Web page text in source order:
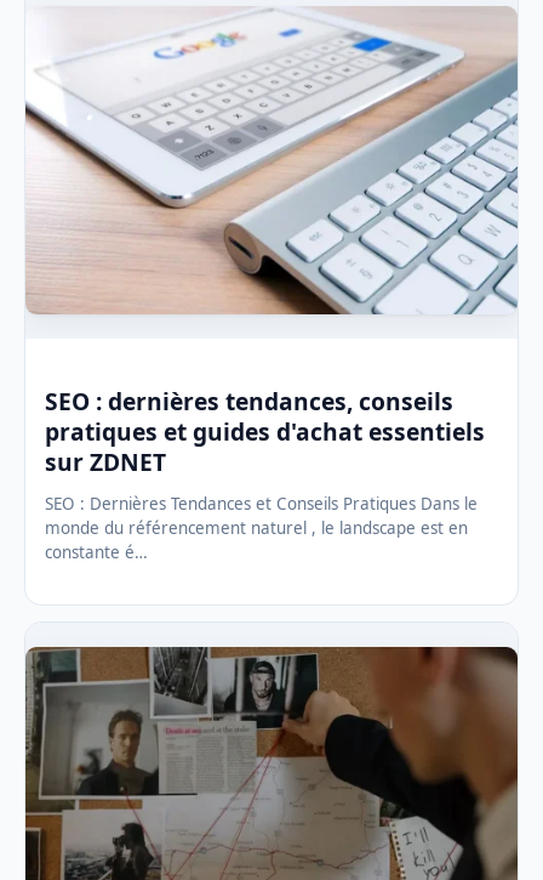
SEO : dernières tendances, conseils
pratiques et guides d'achat essentiels
sur ZDNET
SEO : Dernières Tendances et Conseils Pratiques Dans le
monde du référencement naturel , le landscape est en
constante é…